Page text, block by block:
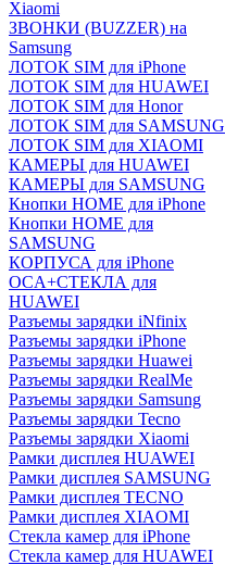
Xiaomi
ЗВОНКИ (BUZZER) на
Samsung
ЛОТОК SIM для iPhone
ЛОТОК SIM для HUAWEI
ЛОТОК SIM для Honor
ЛОТОК SIM для SAMSUNG
ЛОТОК SIM для XIAOMI
КАМЕРЫ для HUAWEI
КАМЕРЫ для SAMSUNG
Кнопки HOME для iPhone
Кнопки HOME для
SAMSUNG
КОРПУСА для iPhone
OCA+СТЕКЛА для
HUAWEI
Разъемы зарядки iNfinix
Разъемы зарядки iPhone
Разъемы зарядки Huawei
Разъемы зарядки RealMe
Разъемы зарядки Samsung
Разъемы зарядки Tecno
Разъемы зарядки Xiaomi
Рамки дисплея HUAWEI
Рамки дисплея SAMSUNG
Рамки дисплея TECNO
Рамки дисплея XIAOMI
Стекла камер для iPhone
Стекла камер для HUAWEI